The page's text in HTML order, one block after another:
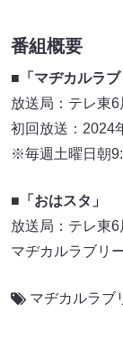
番組概要
■ 「マヂカルラ
放送局：テレ東6
初回放送：2024
※毎週土曜日朝
■「おはスタ」
放送局：テレ東6
マヂカルラブリ
マヂカルラブ